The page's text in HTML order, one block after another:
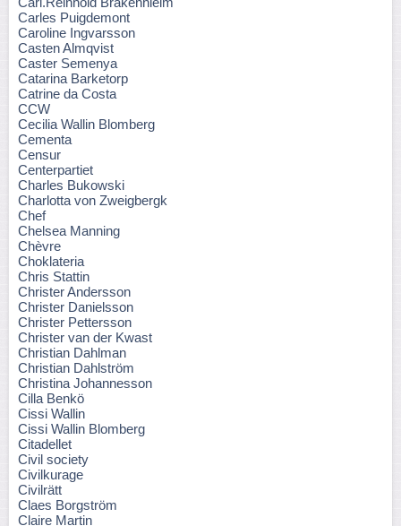
Carles Puigdemont
Caroline Ingvarsson
Casten Almqvist
Caster Semenya
Catarina Barketorp
Catrine da Costa
CCW
Cecilia Wallin Blomberg
Cementa
Censur
Centerpartiet
Charles Bukowski
Charlotta von Zweigbergk
Chef
Chelsea Manning
Chèvre
Choklateria
Chris Stattin
Christer Andersson
Christer Danielsson
Christer Pettersson
Christer van der Kwast
Christian Dahlman
Christian Dahlström
Christina Johannesson
Cilla Benkö
Cissi Wallin
Cissi Wallin Blomberg
Citadellet
Civil society
Civilkurage
Civilrätt
Claes Borgström
Claire Martin